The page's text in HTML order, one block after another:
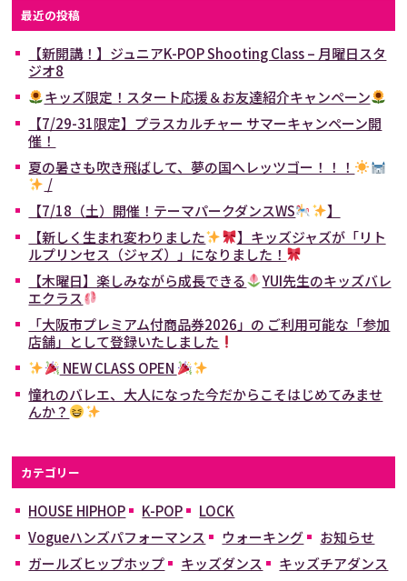
最近の投稿
【新開講！】ジュニアK-POP Shooting Class – 月曜日スタ
ジオ8
キッズ限定！スタート応援＆お友達紹介キャンペーン
【7/29-31限定】プラスカルチャー サマーキャンペーン開
催！
夏の暑さも吹き飛ばして、夢の国へレッツゴー！！！
/
【7/18（土）開催！テーマパークダンスWS
】
【新しく生まれ変わりました
】キッズジャズが「リト
ルプリンセス（ジャズ）」になりました！
【木曜日】楽しみながら成長できる
YUI先生のキッズバレ
エクラス
「大阪市プレミアム付商品券2026」の ご利用可能な「参加
店舗」として登録いたしました
NEW CLASS OPEN
憧れのバレエ、大人になった今だからこそはじめてみませ
んか？
カテゴリー
HOUSE HIPHOP K-POP
LOCK
Vogueハンズパフォーマンス
ウォーキング
お知らせ
ガールズヒップホップ
キッズダンス
キッズチアダンス